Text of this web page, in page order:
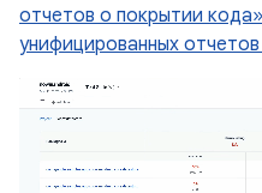
отчетов о покрытии кода»
унифицированных